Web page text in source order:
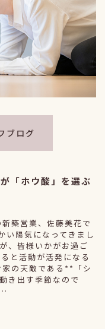
ブログ
「ホウ酸」を選ぶ
築営業、佐藤美花で
い陽気になってきまし
、皆様いかがお過ご
と活動が活発になる
の天敵である**「シ
き出す季節なので